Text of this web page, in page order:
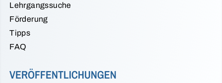
Lehrgangssuche
Förderung
Tipps
FAQ
VERÖFFENTLICHUNGEN